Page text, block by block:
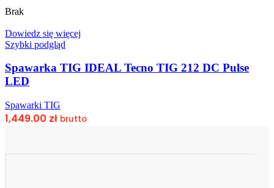
Brak
Dowiedz się więcej
Szybki podgląd
Spawarka TIG IDEAL Tecno TIG 212 DC Pulse
LED
Spawarki TIG
1,449.00 zł brutto